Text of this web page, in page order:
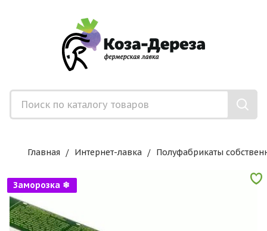
Главная Интернет-лавка Полуфабрикаты
Заморозка ❄